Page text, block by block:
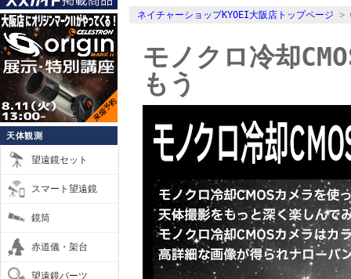
天体観測
望遠鏡セット
スマート望遠鏡
鏡筒
赤道儀・架台
望遠鏡パーツ
ネイチャーショップKYOEI大阪店トップページ >
モノクロ冷却
もう